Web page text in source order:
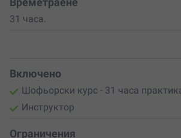
31 часа.
Включено
Шофьорски курс - 31 часа
Инструктор
Ограничения